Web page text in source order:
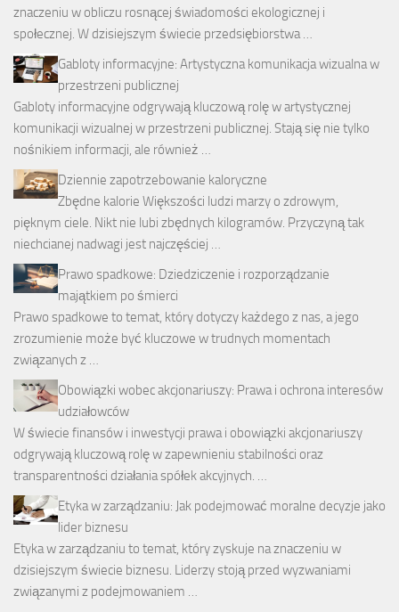
znaczeniu w obliczu rosnącej świadomości ekologicznej i
społecznej. W dzisiejszym świecie przedsiębiorstwa …
Gabloty informacyjne: Artystyczna komunikacja wizualna w
przestrzeni publicznej
Gabloty informacyjne odgrywają kluczową rolę w artystycznej
komunikacji wizualnej w przestrzeni publicznej. Stają się nie tylko
nośnikiem informacji, ale również …
Dziennie zapotrzebowanie kaloryczne
Zbędne kalorie Większości ludzi marzy o zdrowym,
pięknym ciele. Nikt nie lubi zbędnych kilogramów. Przyczyną tak
niechcianej nadwagi jest najczęściej …
Prawo spadkowe: Dziedziczenie i rozporządzanie
majątkiem po śmierci
Prawo spadkowe to temat, który dotyczy każdego z nas, a jego
zrozumienie może być kluczowe w trudnych momentach
związanych z …
Obowiązki wobec akcjonariuszy: Prawa i ochrona interesów
udziałowców
W świecie finansów i inwestycji prawa i obowiązki akcjonariuszy
odgrywają kluczową rolę w zapewnieniu stabilności oraz
transparentności działania spółek akcyjnych. …
Etyka w zarządzaniu: Jak podejmować moralne decyzje jako
lider biznesu
Etyka w zarządzaniu to temat, który zyskuje na znaczeniu w
dzisiejszym świecie biznesu. Liderzy stoją przed wyzwaniami
związanymi z podejmowaniem …